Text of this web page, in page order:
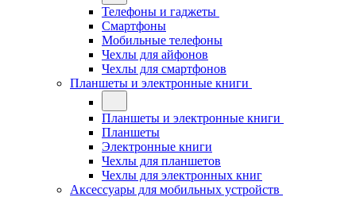
Телефоны и гаджеты
Смартфоны
Мобильные телефоны
Чехлы для айфонов
Чехлы для смартфонов
Планшеты и электронные книги
Планшеты и электронные книги
Планшеты
Электронные книги
Чехлы для планшетов
Чехлы для электронных книг
Аксессуары для мобильных устройств